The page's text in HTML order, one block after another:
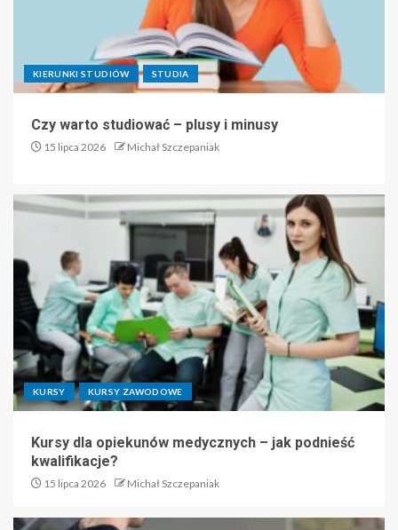
KIERUNKI STUDIÓW STUDIA
Czy warto studiować – plusy i minusy
15 lipca 2026 Michał Szczepaniak
KURSY KURSY ZAWODOWE
Kursy dla opiekunów medycznych – jak podnieść
kwalifikacje?
15 lipca 2026 Michał Szczepaniak